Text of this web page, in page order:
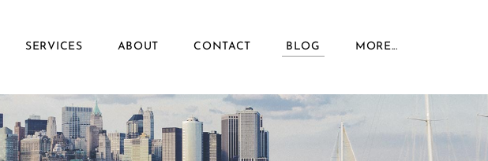
SERVICES ABOUT CONTACT BLOG MORE...